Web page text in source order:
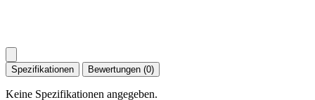
Spezifikationen Bewertungen (0)
Keine Spezifikationen angegeben.